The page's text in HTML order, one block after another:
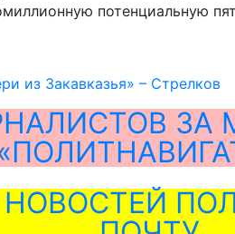
потенциальную
из Закавказья» – Стрелков
ЗА